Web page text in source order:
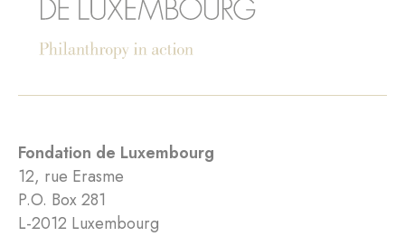
Fondation de Luxembourg
12, rue Erasme
P.O. Box 281
L-2012 Luxembourg